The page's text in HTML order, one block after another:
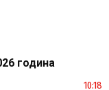
година
10:18